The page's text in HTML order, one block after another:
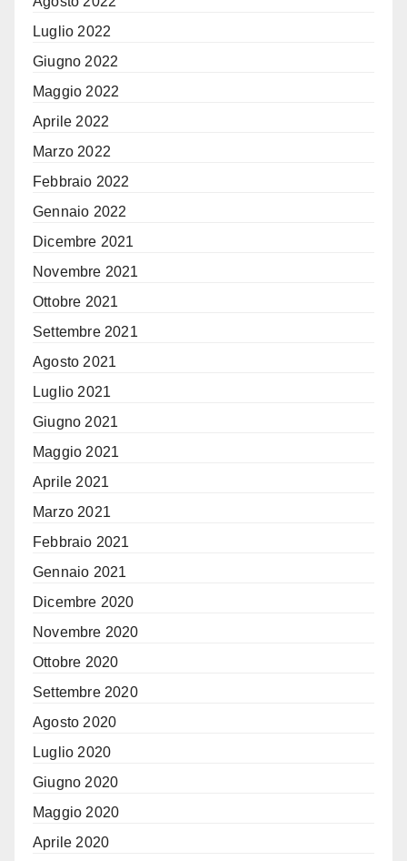
Luglio 2022
Giugno 2022
Maggio 2022
Aprile 2022
Marzo 2022
Febbraio 2022
Gennaio 2022
Dicembre 2021
Novembre 2021
Ottobre 2021
Settembre 2021
Agosto 2021
Luglio 2021
Giugno 2021
Maggio 2021
Aprile 2021
Marzo 2021
Febbraio 2021
Gennaio 2021
Dicembre 2020
Novembre 2020
Ottobre 2020
Settembre 2020
Agosto 2020
Luglio 2020
Giugno 2020
Maggio 2020
Aprile 2020